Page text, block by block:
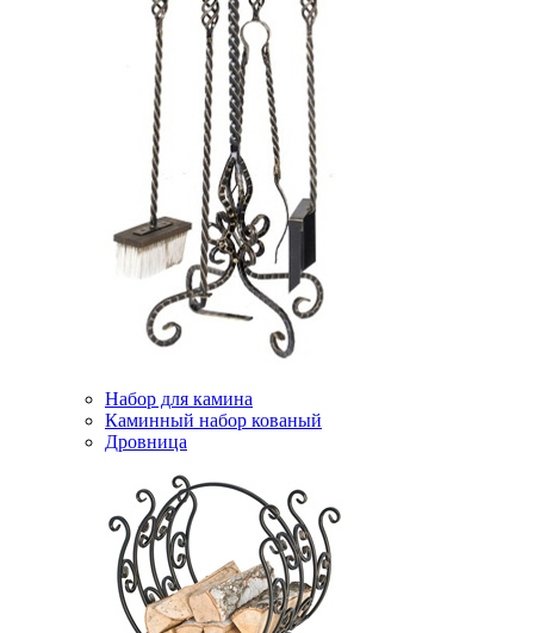
Набор для камина
Каминный набор кованый
Дровница